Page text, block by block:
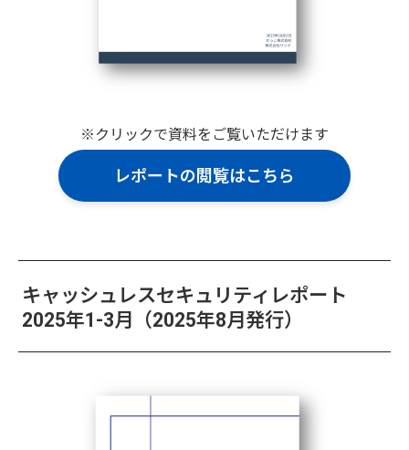
※クリックで資料をご覧いただけます
レポートの閲覧はこちら
キャッシュレスセキュリティレポート
2025年1-3月（2025年8月発行）